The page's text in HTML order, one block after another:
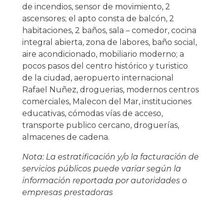
de incendios, sensor de movimiento, 2
ascensores; el apto consta de balcón, 2
habitaciones, 2 baños, sala – comedor, cocina
integral abierta, zona de labores, baño social,
aire acondicionado, mobiliario moderno; a
pocos pasos del centro histórico y turistico
de la ciudad, aeropuerto internacional
Rafael Nuñez, droguerias, modernos centros
comerciales, Malecon del Mar, instituciones
educativas, cómodas vías de acceso,
transporte publico cercano, droguerías,
almacenes de cadena.
Nota: La estratificación y/o la facturación de
servicios públicos puede variar según la
información reportada por autoridades o
empresas prestadoras